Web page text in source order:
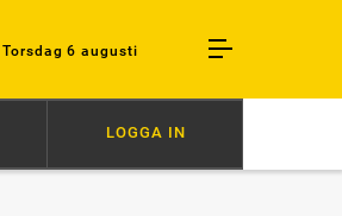
Torsdag 6 augusti
AVSTÄNGD EFTER SLAG I TRANSPORT
LOGGA IN